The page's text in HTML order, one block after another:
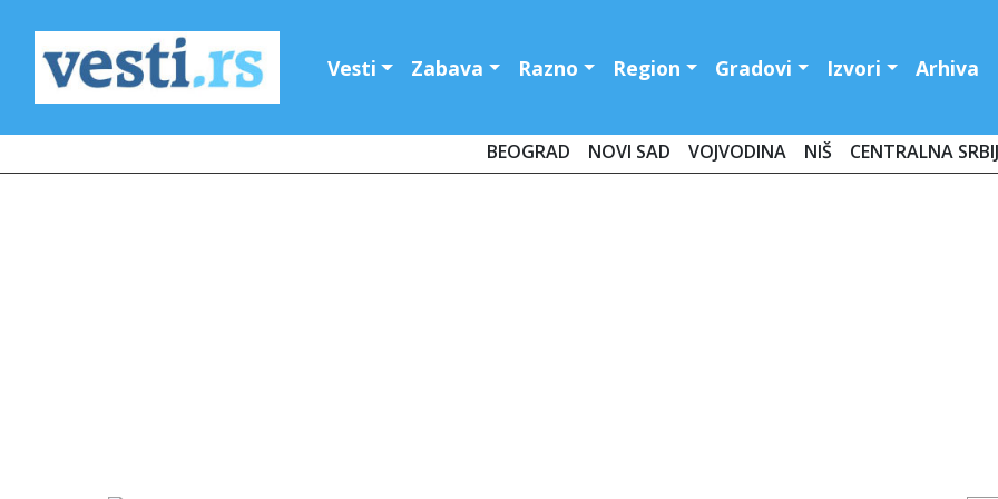
Vesti Zabava Razno Region Gradovi Izvori Arhiva
BEOGRAD NOVI SAD VOJVODINA NIŠ CENTRALNA